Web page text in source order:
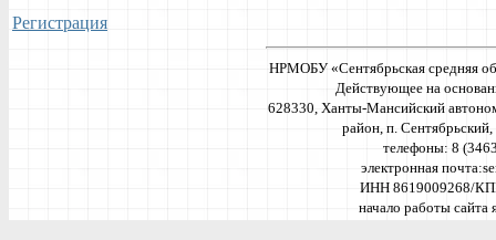
Регистрация
НРМОБУ «Сентябрьская средняя
Действующее на
628330, Ханты-Мансийский
район, п. Сентябрьский,
телефоны: 8
электронная почта:
ИНН 8619009268/
начало работы сайта